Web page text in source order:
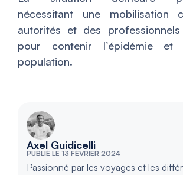
nécessitant une mobilisation
autorités et des
pour contenir l’épidémie et
population.
Axel Guidicelli
PUBLIÉ LE 13 FÉVRIER 2024
Passionné par les voyages et les